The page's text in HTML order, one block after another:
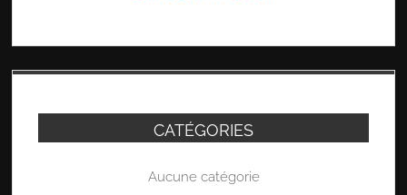
CATÉGORIES
Aucune catégorie